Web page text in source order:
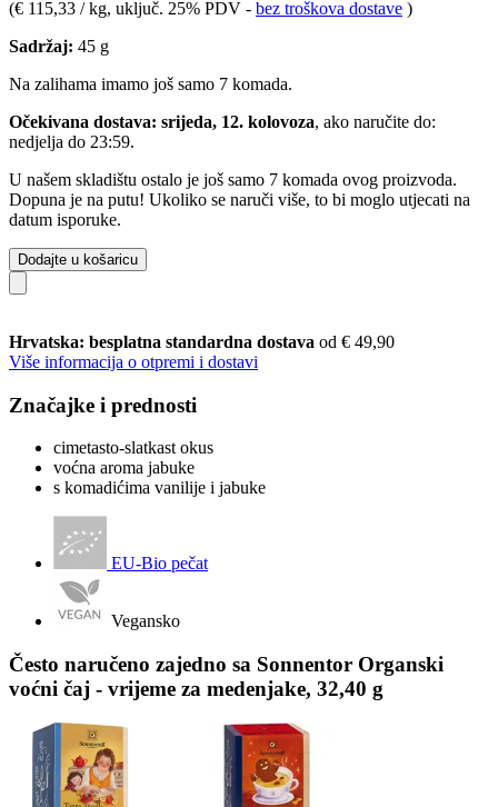
(€ 115,33 / kg, uključ. 25% PDV - bez troškova dostave )
Sadržaj: 45 g
Na zalihama imamo još samo 7 komada.
Očekivana dostava: srijeda, 12. kolovoza, ako naručite do:
nedjelja do 23:59.
U našem skladištu ostalo je još samo 7 komada ovog proizvoda.
Dopuna je na putu! Ukoliko se naruči više, to bi moglo utjecati na
datum isporuke.
Dodajte u košaricu
Hrvatska: besplatna standardna dostava od € 49,90
Više informacija o otpremi i dostavi
Značajke i prednosti
cimetasto-slatkast okus
voćna aroma jabuke
s komadićima vanilije i jabuke
EU-Bio pečat
Vegansko
Često naručeno zajedno sa Sonnentor Organski
voćni čaj - vrijeme za medenjake, 32,40 g